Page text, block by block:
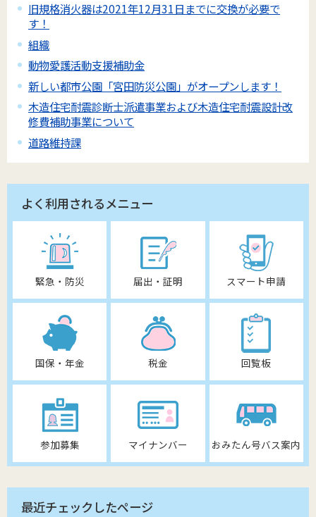
旧規格消火器は2021年12月31日までに交換が必要で
す！
組織
動物愛護活動支援補助金
新しい都市公園「宮田防災公園」がオープンします！
木造住宅耐震診断士派遣事業および木造住宅耐震設計改
修費補助事業について
道路維持課
よく利用されるメニュー
緊急・防災 届出・証明 スマート申請
国保・年金 税金 回覧板
参加募集 マイナンバー おみたん号バス案内
最近チェックしたページ